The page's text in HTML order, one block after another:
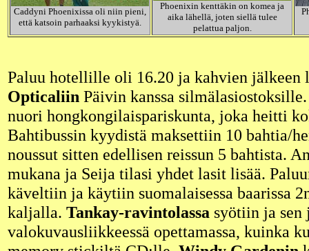
Caddyni Phoenixissa oli niin pieni,
että katsoin parhaaksi kyykistyä.
Phoenixin kenttäkin on komea ja
aika lähellä, joten siellä tulee
pelattua paljon.
Paluu hotellille oli 16.20 ja kahvien
Opticaliin Päivin kanssa
nuori hongkongilaispariskunta, joka heitti
Bahtibussin kyydistä maksettiin 10 bahtia/
noussut sitten edellisen reissun 5 bahtista.
mukana ja Seija tilasi yhdet lasit lisää.
käveltiin ja käytiin suomalaisessa baarissa
kaljalla. Tankay-ravintolassa syötiin ja
valokuvausliikkeessä opettamassa, kuinka